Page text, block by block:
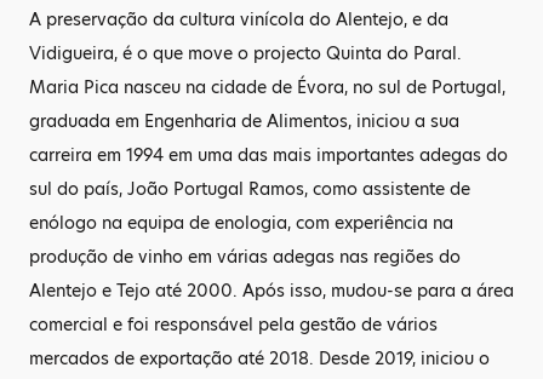
A preservação da cultura vinícola do Alentejo, e da
Vidigueira, é o que move o projecto Quinta do Paral.
Maria Pica nasceu na cidade de Évora, no sul de Portugal,
graduada em Engenharia de Alimentos, iniciou a sua
carreira em 1994 em uma das mais importantes adegas do
sul do país, João Portugal Ramos, como assistente de
enólogo na equipa de enologia, com experiência na
produção de vinho em várias adegas nas regiões do
Alentejo e Tejo até 2000. Após isso, mudou-se para a área
comercial e foi responsável pela gestão de vários
mercados de exportação até 2018. Desde 2019, iniciou o